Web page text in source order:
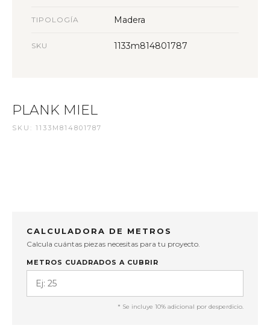
TIPOLOGÍA Madera
SKU 1133m814801787
PLANK MIEL
SKU: 1133M814801787
CALCULADORA DE METROS
Calcula cuántas piezas necesitas para tu proyecto.
METROS CUADRADOS A CUBRIR
* Se incluye 10% adicional por desperdicio.